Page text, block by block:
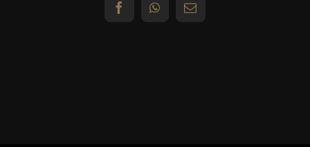
FacebookWhatsApp
E-